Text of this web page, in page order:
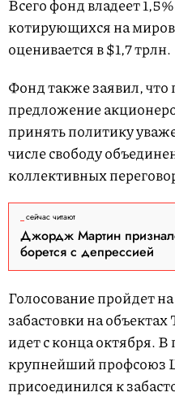
Всего фонд владеет
котирующихся на
оценивается в $1,7 трлн.
Фонд также заявил, что
предложение
принять политику
числе свободу
коллективных
сейчас читают
Джордж Мартин
борется с депрессией
Голосование пройдет
забастовки на
идет с конца октября.
крупнейший профсоюз
присоединился к